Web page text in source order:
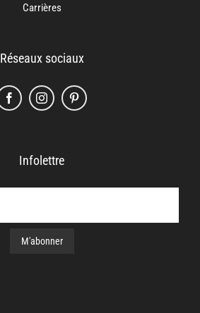
Carrières
Réseaux sociaux
Infolettre